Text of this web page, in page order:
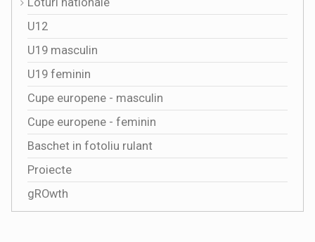
U12
U19 masculin
U19 feminin
Cupe europene - masculin
Cupe europene - feminin
Baschet in fotoliu rulant
Proiecte
gROwth